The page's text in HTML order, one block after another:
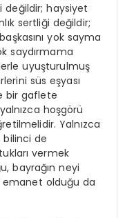
değildir; haysiyet
sertliği değildir;
yok sayma
saydırmama
uyuşturulmuş
süs eşyası
bir gaflete
hoşgörü
Yalnızca
de
vermek
bayrağın neyi
emanet olduğu da